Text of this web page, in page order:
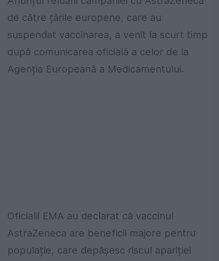
de către țările europene, care au
suspendat vaccinarea, a venit la scurt timp
după comunicarea oficială a celor de la
Agenția Europeană a Medicamentului.
Oficialii EMA au declarat că vaccinul
AstraZeneca are beneficii majore pentru
populație, care depășesc riscul apariției